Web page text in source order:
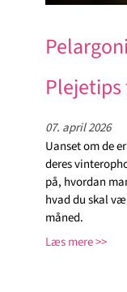
07. april 2026
Uanset om de
deres
på, hvordan
hvad du skal
måned.
Læs mere